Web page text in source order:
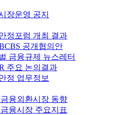
장운영 공지
정포럼 개최 결과
공개협의안
금융규제 뉴스레터
주요 논의결과
정 업무정보
융외환시장 동향
융시장 주요지표